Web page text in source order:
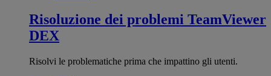
Risoluzione dei problemi TeamViewer
DEX
Risolvi le problematiche prima che impattino gli utenti.